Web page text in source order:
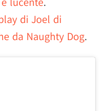
di Joel di
da Naughty Dog.